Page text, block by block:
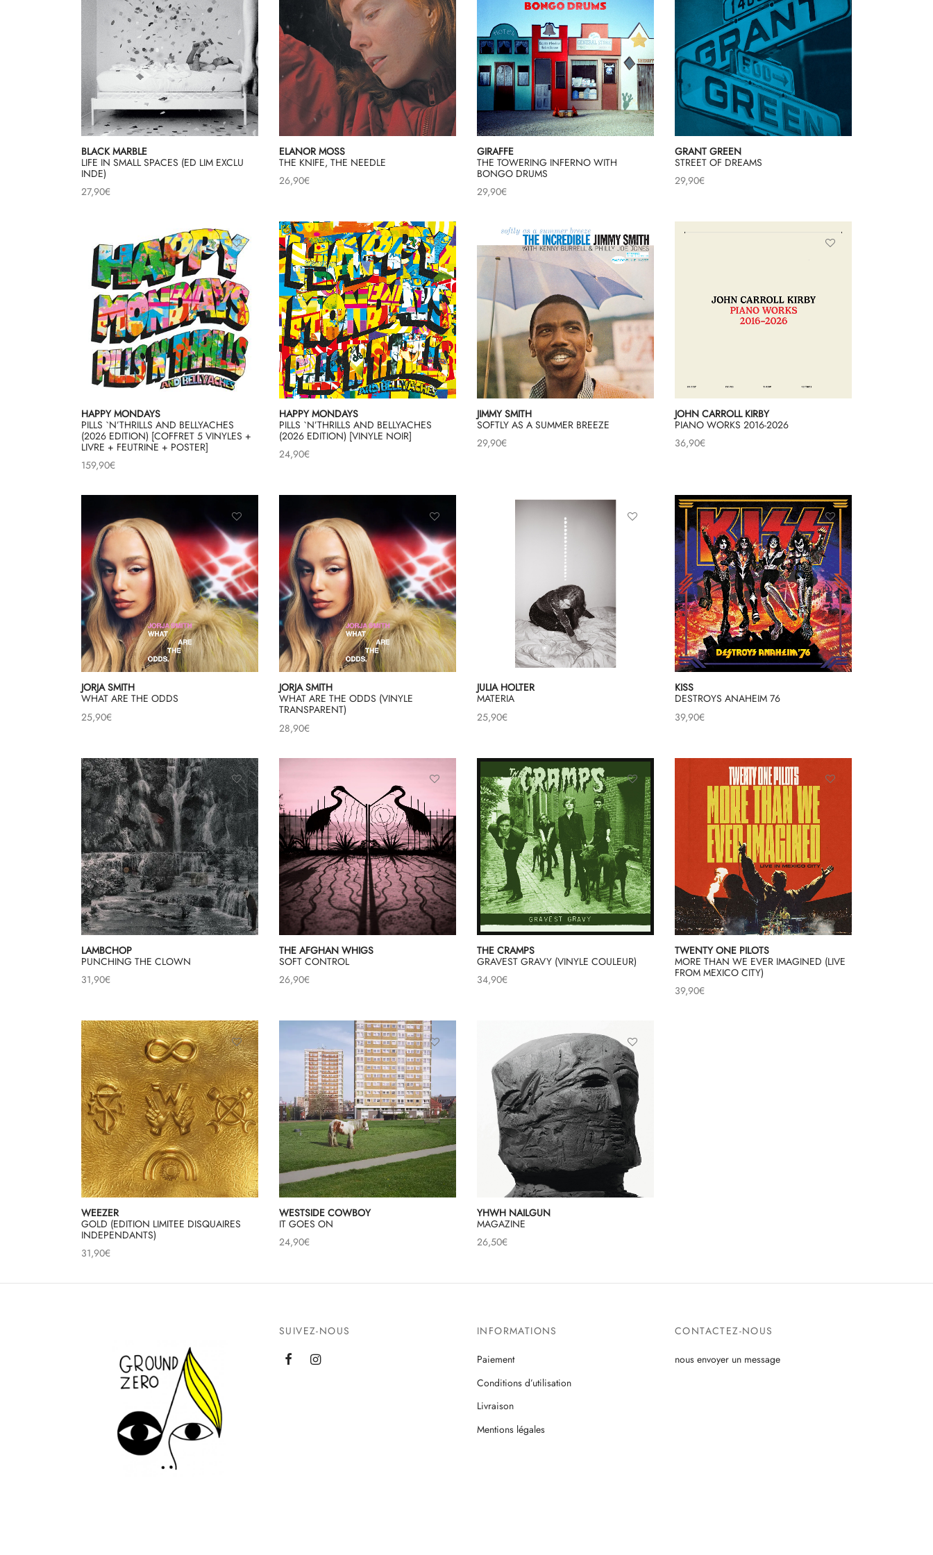
BLACK MARBLE
LIFE IN SMALL SPACES (ED LIM EXCLU
INDE)
27,90€
ELANOR MOSS
THE KNIFE, THE NEEDLE
26,90€
GIRAFFE
THE TOWERING INFERNO WITH
BONGO DRUMS
29,90€
GRANT GREEN
STREET OF DREAMS
29,90€
HAPPY MONDAYS
PILLS `N’THRILLS AND BELLYACHES
(2026 EDITION) [COFFRET 5 VINYLES +
LIVRE + FEUTRINE + POSTER]
159,90€
HAPPY MONDAYS
PILLS `N’THRILLS AND BELLYACHES
(2026 EDITION) [VINYLE NOIR]
24,90€
JIMMY SMITH
SOFTLY AS A SUMMER BREEZE
29,90€
JOHN CARROLL KIRBY
PIANO WORKS 2016-2026
36,90€
JORJA SMITH
WHAT ARE THE ODDS
25,90€
JORJA SMITH
WHAT ARE THE ODDS (VINYLE
TRANSPARENT)
28,90€
JULIA HOLTER
MATERIA
25,90€
KISS
DESTROYS ANAHEIM 76
39,90€
LAMBCHOP
PUNCHING THE CLOWN
31,90€
THE AFGHAN WHIGS
SOFT CONTROL
26,90€
THE CRAMPS
GRAVEST GRAVY (VINYLE COULEUR)
34,90€
TWENTY ONE PILOTS
MORE THAN WE EVER IMAGINED (LIVE
FROM MEXICO CITY)
39,90€
WEEZER
GOLD (EDITION LIMITEE DISQUAIRES
INDEPENDANTS)
31,90€
WESTSIDE COWBOY
IT GOES ON
24,90€
YHWH NAILGUN
MAGAZINE
26,50€
SUIVEZ-NOUS INFORMATIONS
Paiement
Conditions d’utilisation
Livraison
Mentions légales
CONTACTEZ-NOUS
nous envoyer un message